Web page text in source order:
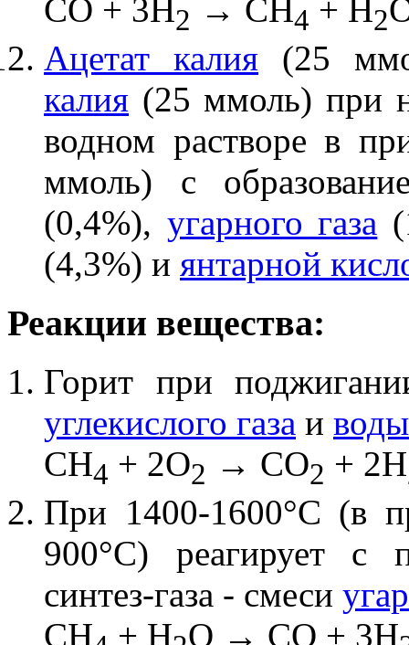
CO + 3H2 → CH4 + H2
Ацетат калия (25
калия (25 ммоль) при
водном растворе в
ммоль) с
(0,4%), угарного газа
(4,3%) и янтарной
Реакции вещества:
Горит при
углекислого газа и воды
CH4 + 2O2 → CO2 + 2H
При 1400-1600°С (в
900°С) реагирует с
синтез-газа - смеси
CH
+ H O → CO + 3H